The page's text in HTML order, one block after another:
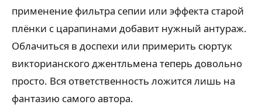
применение фильтра сепии или эффекта старой
плёнки с царапинами добавит нужный антураж.
Облачиться в доспехи или примерить сюртук
викторианского джентльмена теперь довольно
просто. Вся ответственность ложится лишь на
фантазию самого автора.